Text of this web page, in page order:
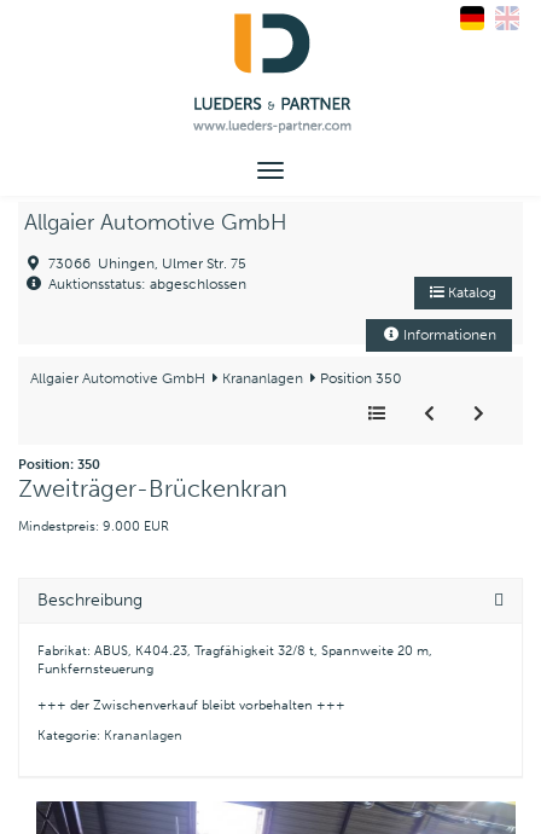
Toggle
Allgaier Automotive GmbH
73066 Uhingen, Ulmer Str. 75
Auktionsstatus: abgeschlossen
Katalog
Informationen
Allgaier Automotive GmbH Krananlagen Position 350
Position: 350
Zweiträger-Brückenkran
Mindestpreis: 9.000 EUR
Beschreibung
Fabrikat: ABUS, K404.23, Tragfähigkeit 32/8 t, Spannweite 20 m,
Funkfernsteuerung
+++ der Zwischenverkauf bleibt vorbehalten +++
Kategorie: Krananlagen